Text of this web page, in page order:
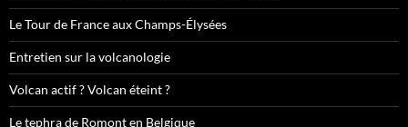
Le Tour de France aux Champs-Élysées
Entretien sur la volcanologie
Volcan actif ? Volcan éteint ?
Le tephra de Romont en Belgique